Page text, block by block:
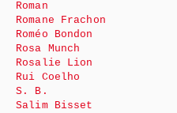
Roman
Romane Frachon
Roméo Bondon
Rosa Munch
Rosalie Lion
Rui Coelho
S. B.
Salim Bisset